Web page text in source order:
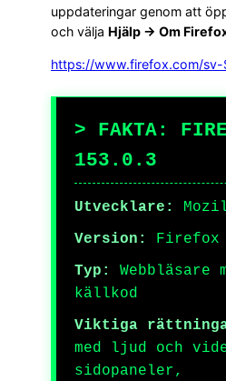
uppdateringar genom att
och välja Hjälp → Om
https://www.firefox.com/sv-
> FAKTA:
153.0.3
Utvecklare:
Version:
Firefox
Typ:
Webbläsare
källkod
Viktiga
med ljud och
sidopaneler,